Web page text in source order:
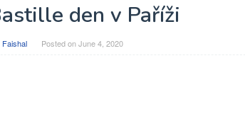
den v Paříži
Faishal Posted onJune 4, 2020